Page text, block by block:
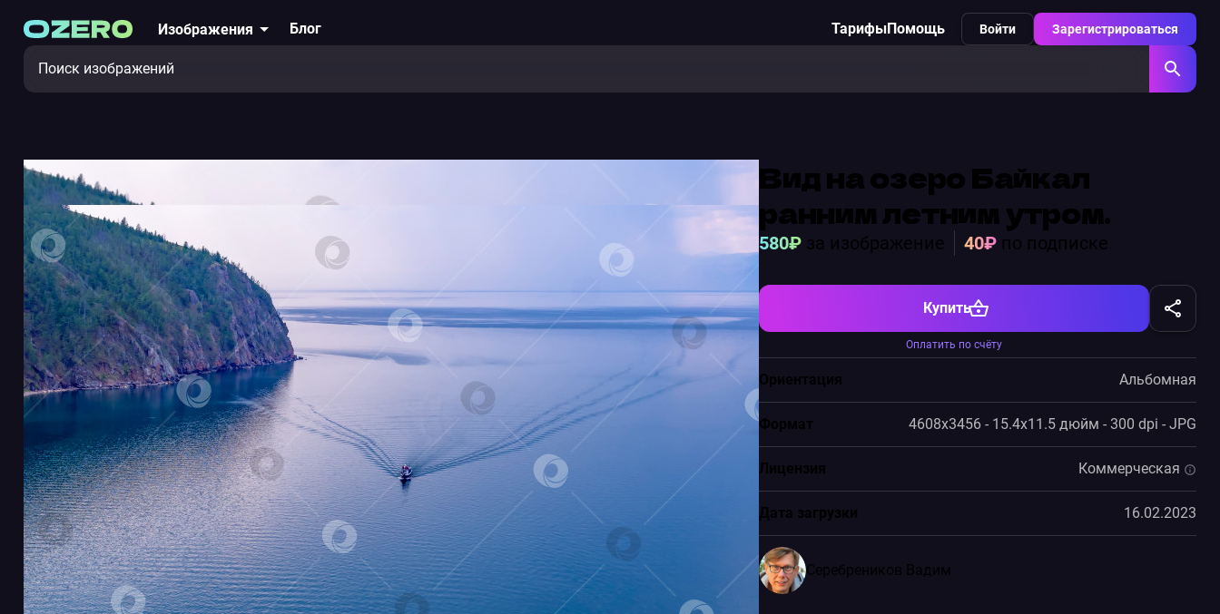
Изображения Блог ТарифыПомощь Войти Зарегистрироваться
Вид на озеро Байкал
ранним летним утром.
580₽ за изображение 40₽ по подписке
Купить
Оплатить по счёту
Ориентация Альбомная
Формат 4608x3456 - 15.4x11.5 дюйм - 300 dpi - JPG
Лицензия Коммерческая
Дата загрузки 16.02.2023
Серебреников Вадим